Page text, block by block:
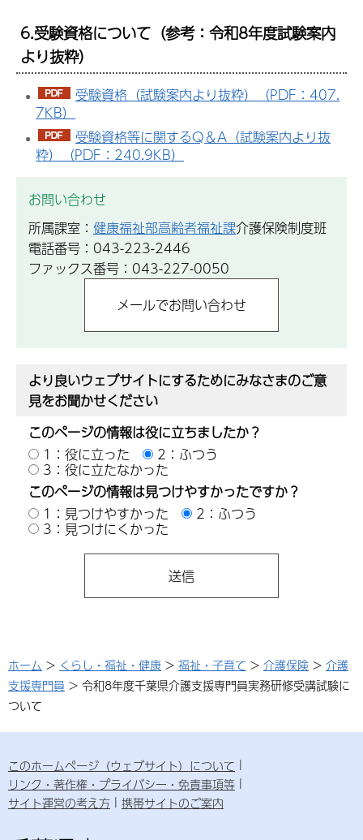
6.受験資格について（参考：令和8年度試験案内
より抜粋）
受験資格（試験案内より抜粋）（PDF：407.
7KB）
受験資格等に関するQ＆A（試験案内より抜
粋）（PDF：240.9KB）
お問い合わせ
所属課室： 健康福祉部高齢者福祉課介護保険制度班
電話番号：043-223-2446
ファックス番号：043-227-0050
より良いウェブサイトにするためにみなさまのご意
見をお聞かせください
このページの情報は役に立ちましたか？
1：役に立った
2：ふつう
3：役に立たなかった
このページの情報は見つけやすかったですか？
1：見つけやすかった
2：ふつう
3：見つけにくかった
ホーム > くらし・福祉・健康 > 福祉・子育て > 介護保険 > 介護
支援専門員 > 令和8年度千葉県介護支援専門員実務研修受講試験に
ついて
このホームページ（ウェブサイト）について
リンク・著作権・プライバシー・免責事項等
サイト運営の考え方
携帯サイトのご案内